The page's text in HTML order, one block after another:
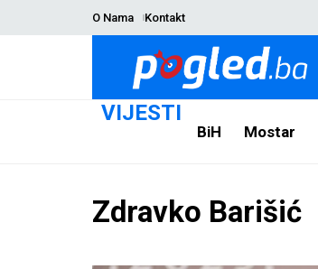
O Nama Kontakt
VIJESTI
BiH Mostar
Zdravko Barišić